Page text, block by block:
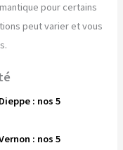
pour certains
peut varier et vous
: nos 5
: nos 5